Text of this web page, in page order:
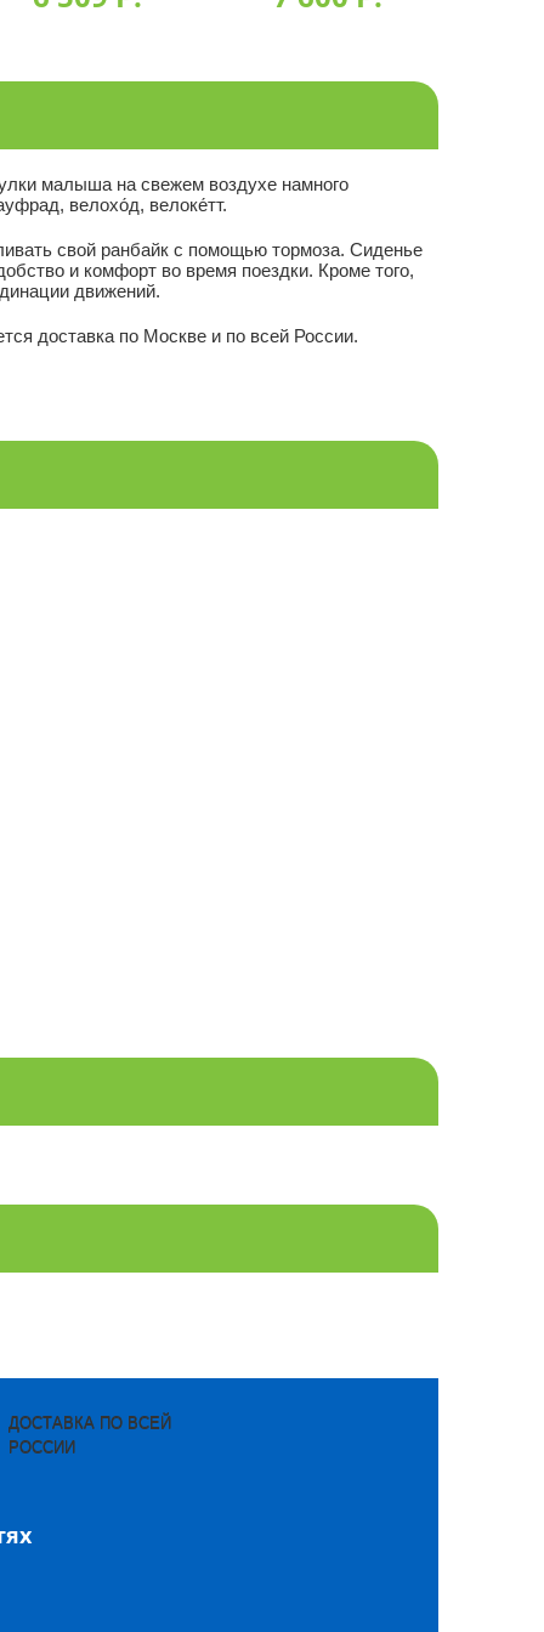
малыша на свежем воздухе намного
велохо́д, велоке́тт.
свой ранбайк с помощью тормоза. Сиденье
и комфорт во время поездки. Кроме того,
движений.
доставка по Москве и по всей России.
ДОСТАВКА ПО ВСЕЙ
РОССИИ